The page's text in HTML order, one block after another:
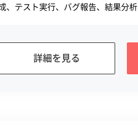
、テスト実行、バグ報告、結果分
詳細を見る